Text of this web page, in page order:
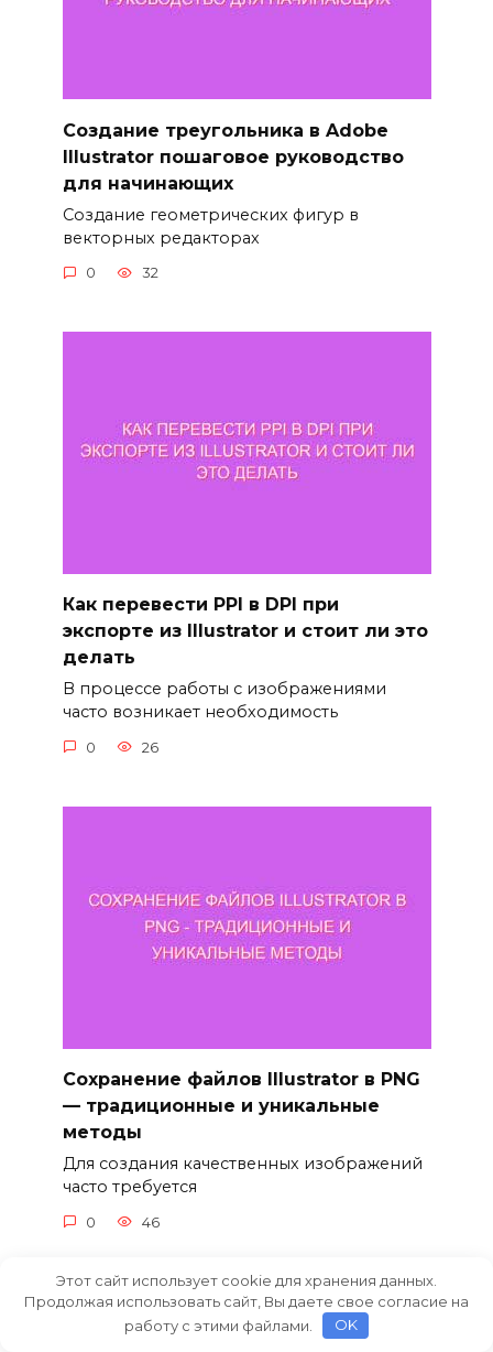
Создание треугольника в Adobe
Illustrator пошаговое руководство
для начинающих
Создание геометрических фигур в
векторных редакторах
0 32
Как перевести PPI в DPI при
экспорте из Illustrator и стоит ли это
делать
В процессе работы с изображениями
часто возникает необходимость
0 26
Сохранение файлов Illustrator в PNG
— традиционные и уникальные
методы
Для создания качественных изображений
часто требуется
0 46
Этот сайт использует cookie для хранения данных.
Продолжая использовать сайт, Вы даете свое согласие на
работу с этими файлами.
OK